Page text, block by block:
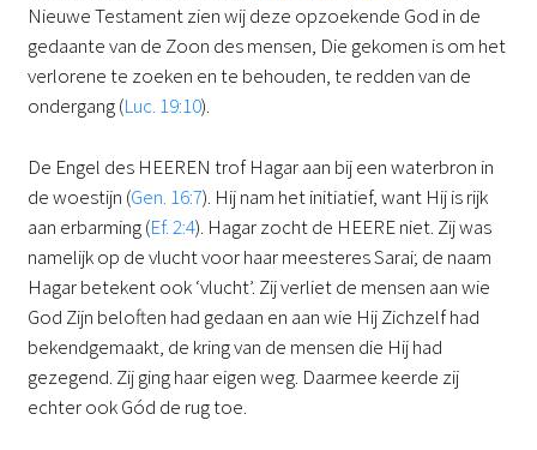
Nieuwe Testament zien wij deze opzoekende God in de
gedaante van de Zoon des mensen, Die gekomen is om het
verlorene te zoeken en te behouden, te redden van de
ondergang (Luc. 19:10).
De Engel des HEEREN trof Hagar aan bij een waterbron in
de woestijn (Gen. 16:7). Hij nam het initiatief, want Hij is rijk
aan erbarming (Ef. 2:4). Hagar zocht de HEERE niet. Zij was
namelijk op de vlucht voor haar meesteres Sarai; de naam
Hagar betekent ook ‘vlucht’. Zij verliet de mensen aan wie
God Zijn beloften had gedaan en aan wie Hij Zichzelf had
bekendgemaakt, de kring van de mensen die Hij had
gezegend. Zij ging haar eigen weg. Daarmee keerde zij
echter ook Gód de rug toe.